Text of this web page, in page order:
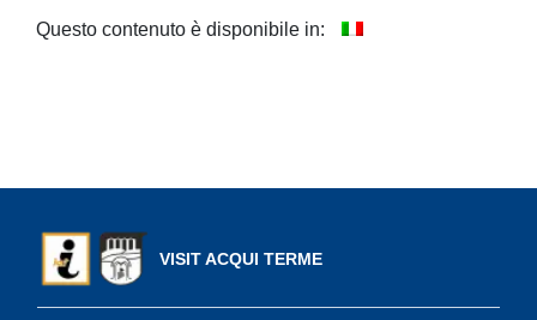
Questo contenuto è disponibile in:
VISIT ACQUI TERME